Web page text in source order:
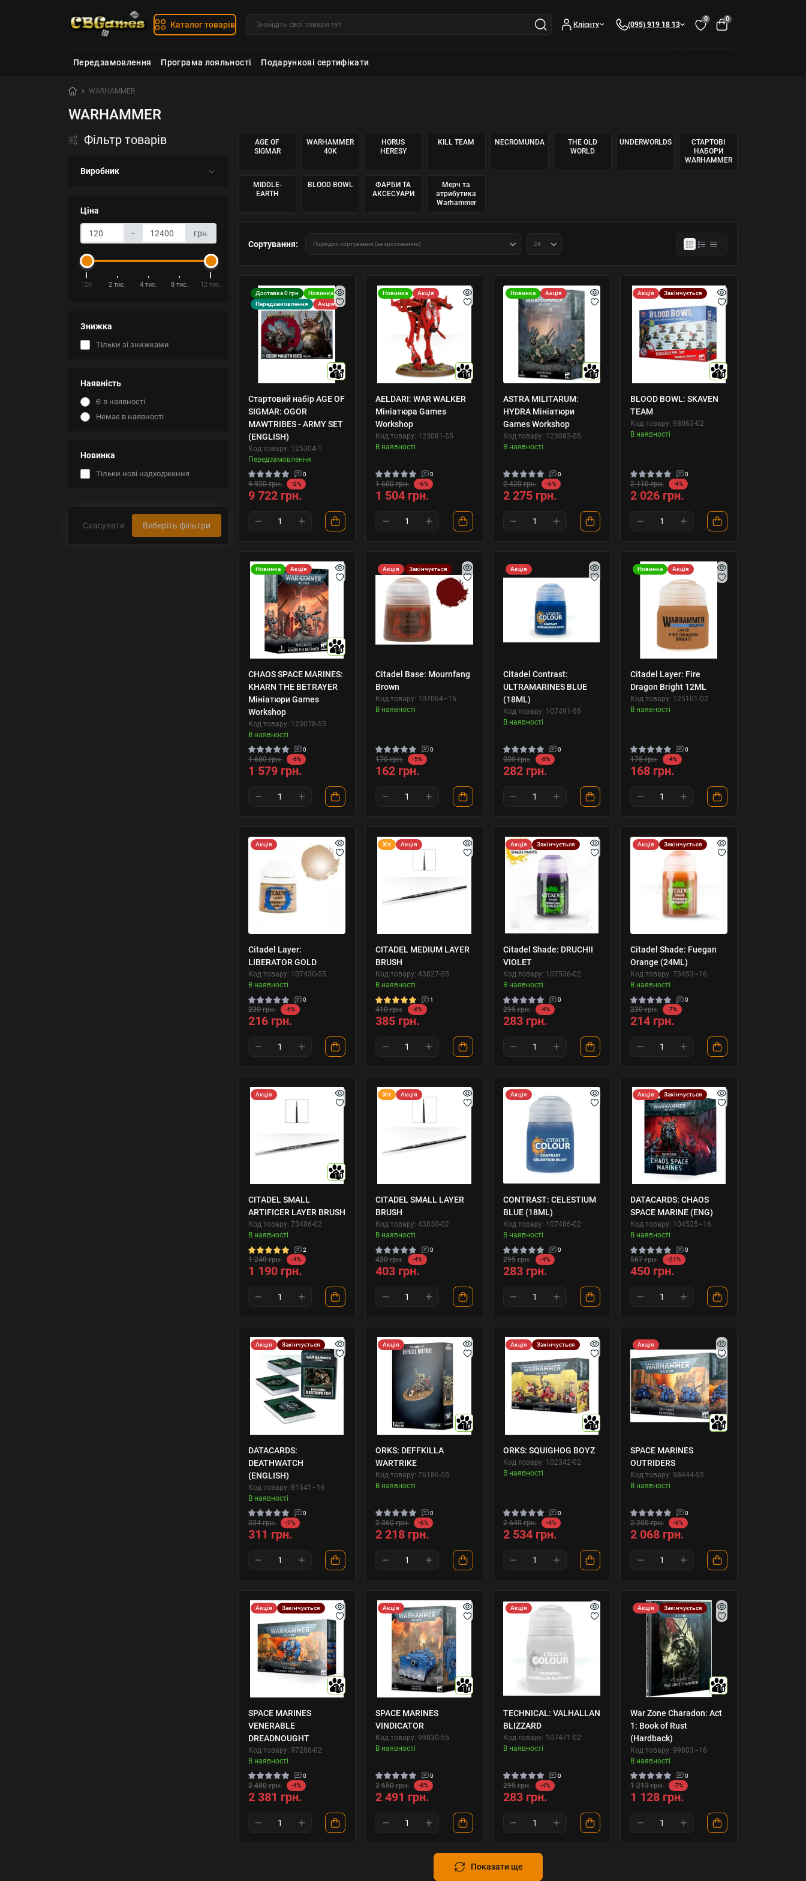
Каталог товарів Клієнту (095) 919 18 13
0 0
Передзамовлення Програма лояльності Подарункові сертифікати
WARHAMMER
WARHAMMER
Фільтр товарів
Виробник
Ціна
- грн.
120 2 тис. 4 тис. 8 тис. 12 тис.
Знижка
Тільки зі знижками
Наявність
Є в наявності
Немає в наявності
Новинка
Тільки нові надходження
Скасувати Виберіть фільтри
AGE OF
SIGMAR
WARHAMMER
40K
HORUS
HERESY
KILL TEAM NECROMUNDA
THE OLD
WORLD
UNDERWORLDS
СТАРТОВІ
НАБОРИ
WARHAMMER
MIDDLE-
EARTH
BLOOD BOWL
ФАРБИ ТА
АКСЕСУАРИ
Мерч та
атрибутика
Warhammer
Сортування:
Доставка 0 грн
Новинка
Передзамовлення
Акція
10
Стартовий набір AGE OF
SIGMAR: OGOR
MAWTRIBES - ARMY SET
(ENGLISH)
Код товару: 125304-1
Передзамовлення
0
9 920 грн. -2%
9 722 грн.
Новинка Акція
10
AELDARI: WAR WALKER
Мініатюра Games
Workshop
Код товару: 123081-55
В наявності
0
1 600 грн. -6%
1 504 грн.
Новинка Акція
10
ASTRA MILITARUM:
HYDRA Мініатюри
Games Workshop
Код товару: 123083-55
В наявності
0
2 420 грн. -6%
2 275 грн.
Акція Закінчується
10
BLOOD BOWL: SKAVEN
TEAM
Код товару: 98063-02
В наявності
0
2 110 грн. -4%
2 026 грн.
Новинка Акція
10
CHAOS SPACE MARINES:
KHARN THE BETRAYER
Мініатюри Games
Workshop
Код товару: 123078-55
В наявності
0
1 680 грн. -6%
1 579 грн.
Акція Закінчується
Citadel Base: Mournfang
Brown
Код товару: 107064~16
В наявності
0
170 грн. -5%
162 грн.
Акція
Citadel Contrast:
ULTRAMARINES BLUE
(18ML)
Код товару: 107491-55
В наявності
0
300 грн. -6%
282 грн.
Новинка Акція
Citadel Layer: Fire
Dragon Bright 12ML
Код товару: 125101-02
В наявності
0
175 грн. -4%
168 грн.
Акція
Citadel Layer:
LIBERATOR GOLD
Код товару: 107430-55
В наявності
0
230 грн. -6%
216 грн.
Хіт Акція
CITADEL MEDIUM LAYER
BRUSH
Код товару: 43827-55
В наявності
1
410 грн. -6%
385 грн.
Акція Закінчується
Citadel Shade: DRUCHII
VIOLET
Код товару: 107536-02
В наявності
0
295 грн. -4%
283 грн.
Акція Закінчується
Citadel Shade: Fuegan
Orange (24ML)
Код товару: 73453~16
В наявності
0
230 грн. -7%
214 грн.
Акція
10
CITADEL SMALL
ARTIFICER LAYER BRUSH
Код товару: 73486-02
В наявності
2
1 240 грн. -4%
1 190 грн.
Хіт Акція
CITADEL SMALL LAYER
BRUSH
Код товару: 43830-02
В наявності
0
420 грн. -4%
403 грн.
Акція
CONTRAST: CELESTIUM
BLUE (18ML)
Код товару: 107486-02
В наявності
0
295 грн. -4%
283 грн.
Акція Закінчується
DATACARDS: CHAOS
SPACE MARINE (ENG)
Код товару: 104525~16
В наявності
0
567 грн. -21%
450 грн.
Акція Закінчується
DATACARDS:
DEATHWATCH
(ENGLISH)
Код товару: 81541~16
В наявності
0
334 грн. -7%
311 грн.
Акція
10
ORKS: DEFFKILLA
WARTRIKE
Код товару: 76186-55
В наявності
0
2 360 грн. -6%
2 218 грн.
Акція Закінчується
10
ORKS: SQUIGHOG BOYZ
Код товару: 102342-02
В наявності
0
2 640 грн. -4%
2 534 грн.
Акція
10
SPACE MARINES
OUTRIDERS
Код товару: 98444-55
В наявності
0
2 200 грн. -6%
2 068 грн.
Акція Закінчується
10
SPACE MARINES
VENERABLE
DREADNOUGHT
Код товару: 97286-02
В наявності
0
2 480 грн. -4%
2 381 грн.
Акція
10
SPACE MARINES
VINDICATOR
Код товару: 99830-55
В наявності
0
2 650 грн. -6%
2 491 грн.
Акція
TECHNICAL: VALHALLAN
BLIZZARD
Код товару: 107471-02
В наявності
0
295 грн. -4%
283 грн.
Акція Закінчується
10
War Zone Charadon: Act
1: Book of Rust
(Hardback)
Код товару: 99803~16
В наявності
0
1 213 грн. -7%
1 128 грн.
Показати ще